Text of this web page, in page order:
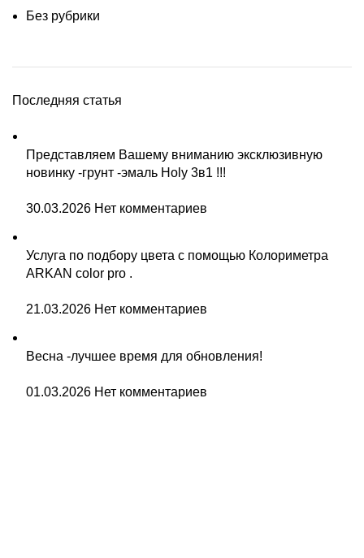
Без рубрики
Последняя статья
Представляем Вашему вниманию эксклюзивную
новинку -грунт -эмаль Holy 3в1 !!!
30.03.2026 Нет комментариев
Услуга по подбору цвета с помощью Колориметра
ARKAN color pro .
21.03.2026 Нет комментариев
Весна -лучшее время для обновления!
01.03.2026 Нет комментариев